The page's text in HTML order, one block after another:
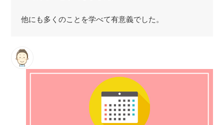
他にも多くのことを学べて有意義でした。